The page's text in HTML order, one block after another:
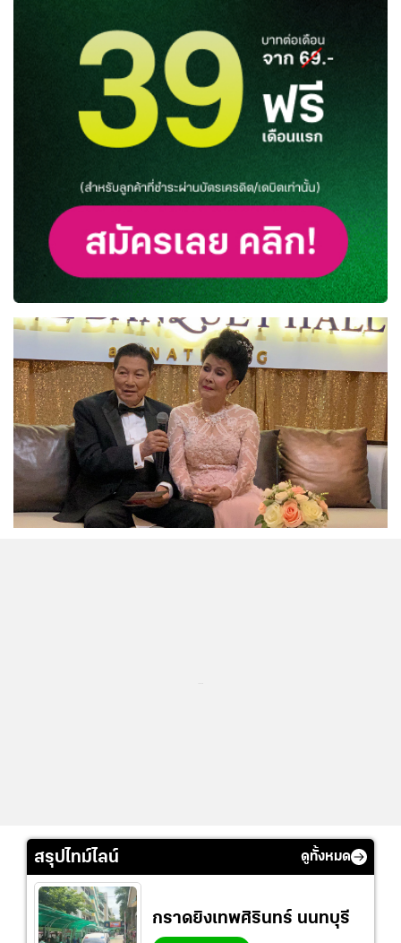
สรุปไทม์ไลน์ ดูทั้งหมด
กราดยิงเทพศิรินทร์ นนทบุรี